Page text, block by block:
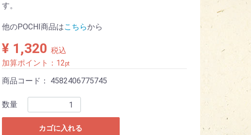
す。
他のPOCHI商品はこちらから
¥ 1,320 税込
加算ポイント： 12pt
商品コード： 4582406775745
数量
カゴに入れる